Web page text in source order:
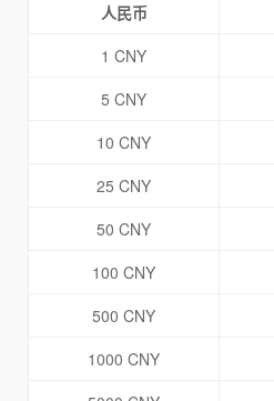
人民币
1 CNY
5 CNY
10 CNY
25 CNY
50 CNY
100 CNY
500 CNY
1000 CNY